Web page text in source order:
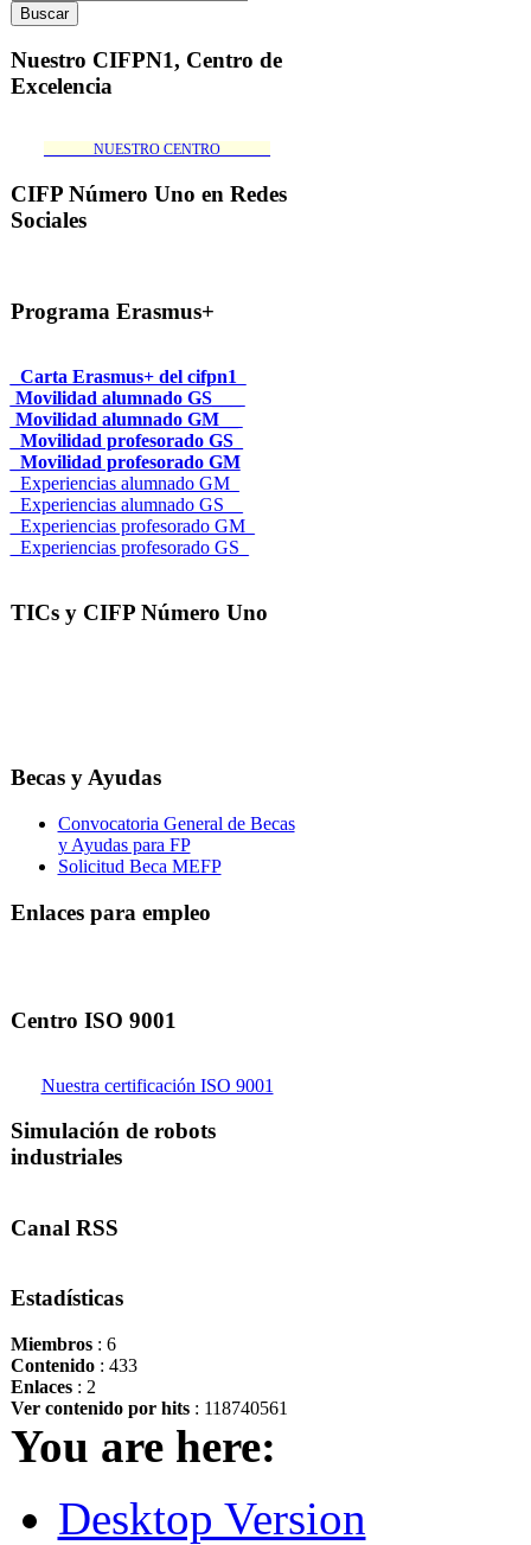
Nuestro CIFPN1, Centro de
Excelencia
_______NUESTRO CENTRO_______
CIFP Número Uno en Redes
Sociales
Programa Erasmus+
_Carta Erasmus+ del cifpn1
Movilidad alumnado GS___
Movilidad alumnado GM__
_Movilidad profesorado GS_
_Movilidad profesorado GM
_Experiencias alumnado GM_
_Experiencias alumnado GS__
_Experiencias profesorado GM_
_Experiencias profesorado GS_
TICs y CIFP Número Uno
Becas y Ayudas
Convocatoria General de Becas
y Ayudas para FP
Solicitud Beca MEFP
Enlaces para empleo
Centro ISO 9001
Nuestra certificación ISO 9001
Simulación de robots
industriales
Canal RSS
Estadísticas
Miembros: 6
Contenido: 433
Enlaces: 2
Ver contenido por hits: 118740561
You are here:
Desktop Version